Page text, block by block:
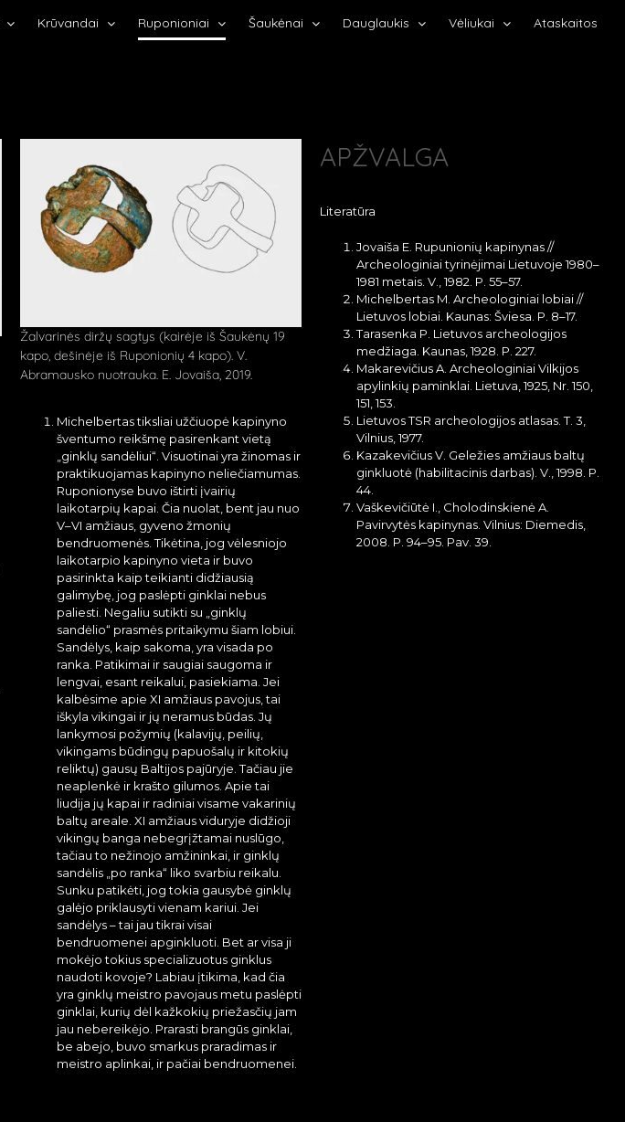
Krūvandai Ruponioniai Šaukėnai Dauglaukis Vėliukai Ataskaitos
Žalvarinės diržų sagtys (kairėje iš Šaukėnų 19
kapo, dešinėje iš Ruponionių 4 kapo). V.
Abramausko nuotrauka. E. Jovaiša, 2019.
Michelbertas tiksliai užčiuopė kapinyno
šventumo reikšmę pasirenkant vietą
„ginklų sandėliui“. Visuotinai yra žinomas ir
praktikuojamas kapinyno neliečiamumas.
Ruponionyse buvo ištirti įvairių
laikotarpių kapai. Čia nuolat, bent jau nuo
V–VI amžiaus, gyveno žmonių
bendruomenės. Tikėtina, jog vėlesniojo
laikotarpio kapinyno vieta ir buvo
pasirinkta kaip teikianti didžiausią
galimybę, jog paslėpti ginklai nebus
paliesti. Negaliu sutikti su „ginklų
sandėlio“ prasmės pritaikymu šiam lobiui.
Sandėlys, kaip sakoma, yra visada po
ranka. Patikimai ir saugiai saugoma ir
lengvai, esant reikalui, pasiekiama. Jei
kalbėsime apie XI amžiaus pavojus, tai
iškyla vikingai ir jų neramus būdas. Jų
lankymosi požymių (kalavijų, peilių,
vikingams būdingų papuošalų ir kitokių
reliktų) gausų Baltijos pajūryje. Tačiau jie
neaplenkė ir krašto gilumos. Apie tai
liudija jų kapai ir radiniai visame vakarinių
baltų areale. XI amžiaus viduryje didžioji
vikingų banga nebegrįžtamai nuslūgo,
tačiau to nežinojo amžininkai, ir ginklų
sandėlis „po ranka“ liko svarbiu reikalu.
Sunku patikėti, jog tokia gausybė ginklų
galėjo priklausyti vienam kariui. Jei
sandėlys – tai jau tikrai visai
bendruomenei apginkluoti. Bet ar visa ji
mokėjo tokius specializuotus ginklus
naudoti kovoje? Labiau įtikima, kad čia
yra ginklų meistro pavojaus metu paslėpti
ginklai, kurių dėl kažkokių priežasčių jam
jau nebereikėjo. Prarasti brangūs ginklai,
be abejo, buvo smarkus praradimas ir
meistro aplinkai, ir pačiai bendruomenei.
APŽVALGA
Literatūra
Jovaiša E. Rupunionių kapinynas //
Archeologiniai tyrinėjimai Lietuvoje 1980–
1981 metais. V., 1982. P. 55–57.
Michelbertas M. Archeologiniai lobiai //
Lietuvos lobiai. Kaunas: Šviesa. P. 8–17.
Tarasenka P. Lietuvos archeologijos
medžiaga. Kaunas, 1928. P. 227.
Makarevičius A. Archeologiniai Vilkijos
apylinkių paminklai. Lietuva, 1925, Nr. 150,
151, 153.
Lietuvos TSR archeologijos atlasas. T. 3,
Vilnius, 1977.
Kazakevičius V. Geležies amžiaus baltų
ginkluotė (habilitacinis darbas). V., 1998. P.
44.
Vaškevičiūtė I., Cholodinskienė A.
Pavirvytės kapinynas. Vilnius: Diemedis,
2008. P. 94–95. Pav. 39.